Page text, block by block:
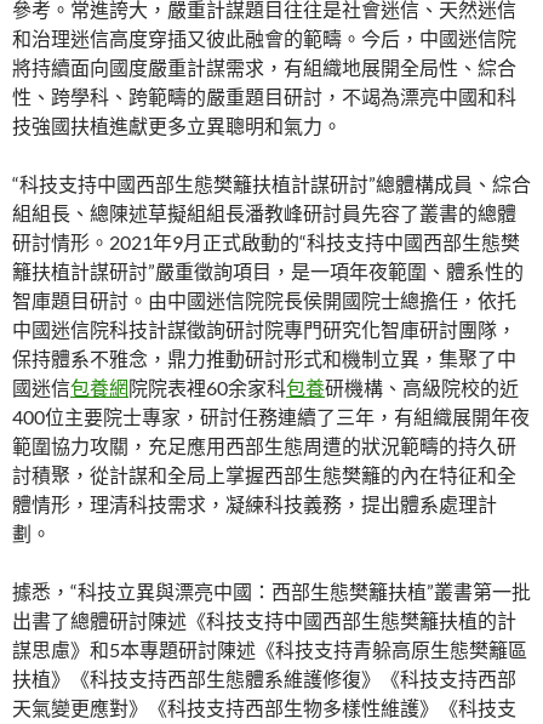
參考。常進誇大，嚴重計謀題目往往是社會迷信、天然迷信
和治理迷信高度穿插又彼此融會的範疇。今后，中國迷信院
將持續面向國度嚴重計謀需求，有組織地展開全局性、綜合
性、跨學科、跨範疇的嚴重題目研討，不竭為漂亮中國和科
技強國扶植進獻更多立異聰明和氣力。
“科技支持中國西部生態樊籬扶植計謀研討”總體構成員、綜合
組組長、總陳述草擬組組長潘教峰研討員先容了叢書的總體
研討情形。2021年9月正式啟動的“科技支持中國西部生態樊
籬扶植計謀研討”嚴重徵詢項目，是一項年夜範圍、體系性的
智庫題目研討。由中國迷信院院長侯開國院士總擔任，依托
中國迷信院科技計謀徵詢研討院專門研究化智庫研討團隊，
保持體系不雅念，鼎力推動研討形式和機制立異，集聚了中
國迷信包養網院院表裡60余家科包養研機構、高級院校的近
400位主要院士專家，研討任務連續了三年，有組織展開年夜
範圍協力攻關，充足應用西部生態周遭的狀況範疇的持久研
討積聚，從計謀和全局上掌握西部生態樊籬的內在特征和全
體情形，理清科技需求，凝練科技義務，提出體系處理計
劃。
據悉，“科技立異與漂亮中國：西部生態樊籬扶植”叢書第一批
出書了總體研討陳述《科技支持中國西部生態樊籬扶植的計
謀思慮》和5本專題研討陳述《科技支持青躲高原生態樊籬區
扶植》《科技支持西部生態體系維護修復》《科技支持西部
天氣變更應對》《科技支持西部生物多樣性維護》《科技支